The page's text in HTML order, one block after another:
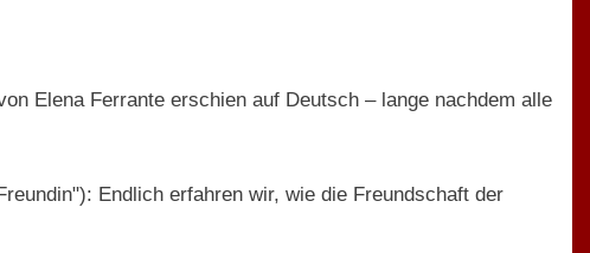
Elena Ferrante erschien auf Deutsch – lange nachdem alle
Endlich erfahren wir, wie die Freundschaft der